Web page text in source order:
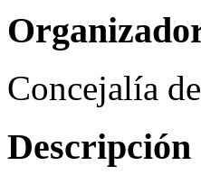
Concejalía
Descripción